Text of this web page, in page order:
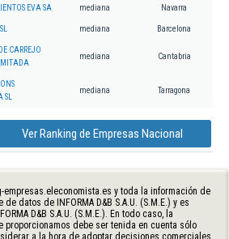
EVA SA mediana Navarra
mediana Barcelona
CARREJO
mediana Cantabria
mediana Tarragona
Ver Ranking de Empresas Nacional
y toda la información de
datos de INFORMA D&B S.A.U. (S.M.E.) y es
D&B S.A.U. (S.M.E.). En todo caso, la
proporcionamos debe ser tenida en cuenta sólo
a la hora de adoptar decisiones comerciales